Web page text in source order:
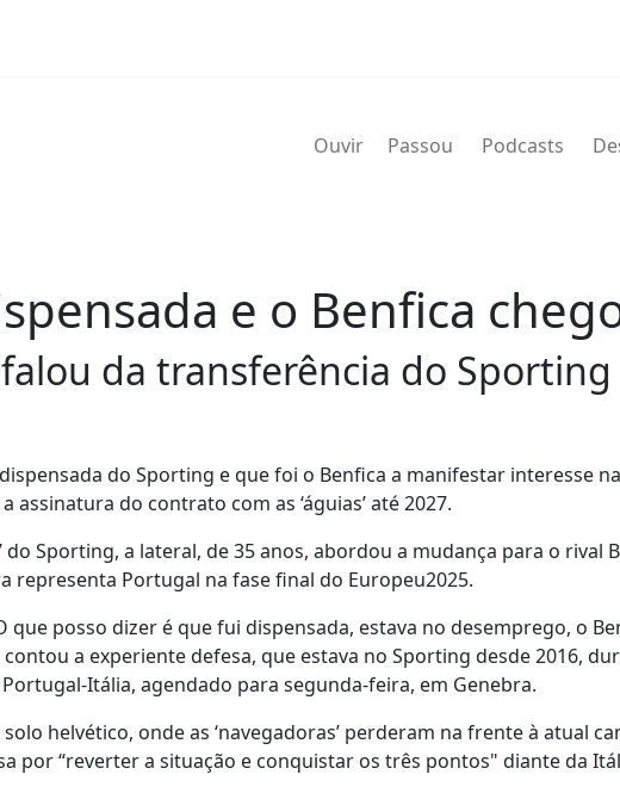
Ouvir Passou Podcasts
e o Benfica
da transferência do
do Sporting e que foi o Benfica a manifestar interesse
do contrato com as ‘águias’ até 2027.
do Sporting, a lateral, de 35 anos, abordou a mudança para o rival
Portugal na fase final do Europeu2025.
que posso dizer é que fui dispensada, estava no desemprego, o
a experiente defesa, que estava no Sporting desde 2016,
Itália, agendado para segunda-feira, em Genebra.
helvético, onde as ‘navegadoras’ perderam na frente à atual
por “reverter a situação e conquistar os três pontos" diante da